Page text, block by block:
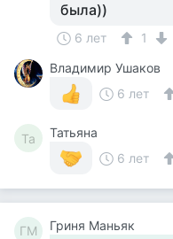
была))
6 лет
1
Владимир Ушаков
6 лет
Та
Татьяна
6 лет
ГМ Гриня Маньяк